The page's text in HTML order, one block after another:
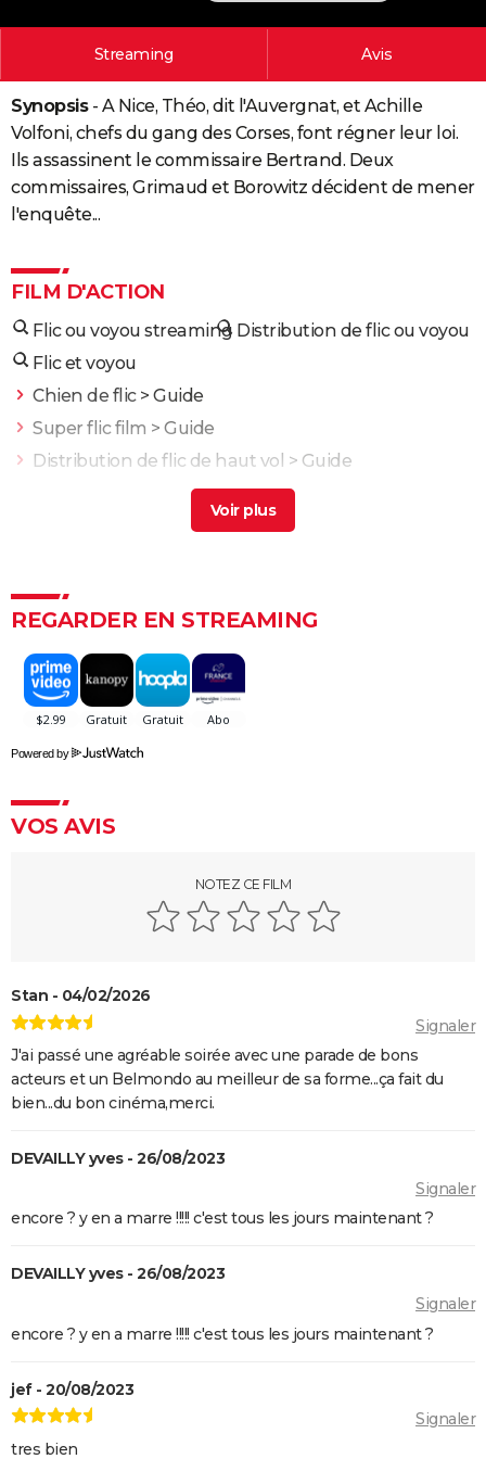
PHOTO
BONS PLANS
CARTE DE VOEUX
Carte de Noël
Carte Bonne année
Carte Saint-Valentin
Carte Pâques
Carte d'anniversaire
COPAINS D'AVANT
S'inscrire
Se connecter
Lycées
Collèges
Primaires
Universités
Entreprises
Service militaire
Avis de recherche
AVIS DE DÉCÈS
Streaming Avis
Synopsis- A Nice, Théo, dit l'Auvergnat, et Achille
Volfoni, chefs du gang des Corses, font régner leur loi.
Ils assassinent le commissaire Bertrand. Deux
commissaires, Grimaud et Borowitz décident de mener
l'enquête...
FILM D'ACTION
Flic ou voyou streaming Distribution de flic ou voyou
Flic et voyou
Chien de flic> Guide
Super flic film > Guide
Distribution de flic de haut vol > Guide
> Guide
Un flic à la maternelle
> Guide
Black Widow : est-ce vraiment la dernière apparition
Justice League : il existe une autre version du film, les
fans la préfèrent à l'original
espérée de Marvel ? L'avis des critiques
Jurassic World Renaissance : intrigue, streaming,
avis, critiques, casting...
ne voudront pas rater
La Planète des Singes 2024 : est-il indispensable de
coup ? Voici ce qu'en pensent les critiques
Everything Everywhere All at once : explication du
film aux 7 Oscars et de sa fin
Mission Impossible 8 : Tom Cruise refuse de répondre
Deadpool et Wolverine : est-il vraiment
indispensable de voir la scène post-générique ?
Mission Impossible 7 : casting, avis, bande-annonce,
Avengers Doomsday : la bande-annonce est enfin
sortie, et on ne comprend plus grand chose au MCU
Tomb Raider : synopsis, Alicia Vikander, streaming,
Shang Chi : synopsis, casting, scènes post-générique,
streaming, critiques, Disney+...
Uncharted : faut-il connaître le jeu avant de voir le
REGARDER EN STREAMING
Powered by
VOS AVIS
NOTEZ CE FILM
Stan - 04/02/2026
Signaler
J'ai passé une agréable soirée avec une parade de bons
acteurs et un Belmondo au meilleur de sa forme...ça fait du
bien...du bon cinéma,merci.
DEVAILLY yves - 26/08/2023
Signaler
encore ? y en a marre !!!!! c'est tous les jours maintenant ?
DEVAILLY yves - 26/08/2023
Signaler
encore ? y en a marre !!!!! c'est tous les jours maintenant ?
jef - 20/08/2023
Signaler
tres bien